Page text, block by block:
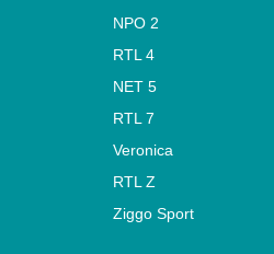
NPO 2
RTL 4
NET 5
RTL 7
Veronica
RTL Z
Ziggo Sport